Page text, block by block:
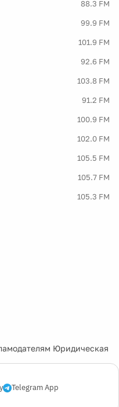
88.3 FM
99.9 FM
101.9 FM
92.6 FM
103.8 FM
91.2 FM
100.9 FM
102.0 FM
105.5 FM
105.7 FM
105.3 FM
Юридическая
Telegram App